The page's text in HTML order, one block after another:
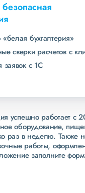
успешно работает с
оборудование,
раз в неделю.
работы,
заполните